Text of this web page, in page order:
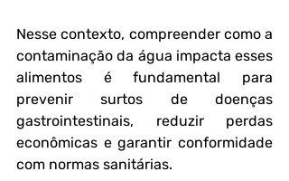
Nesse contexto, compreender como a
contaminação da água impacta esses
alimentos é fundamental para
prevenir surtos de doenças
gastrointestinais, reduzir perdas
econômicas e garantir conformidade
com normas sanitárias.